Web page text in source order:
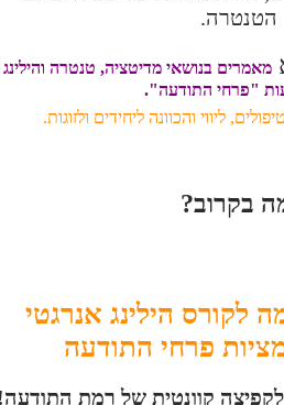
הטנטרה.
מאמרים בנושאי מדיטציה, טנטרה והילינג
"פרחי התודעה".
טיפולים, ליווי והכוונה ליחידים ולזוגות.
בקרוב?
לקורס הילינג אנרגטי
פרחי התודעה